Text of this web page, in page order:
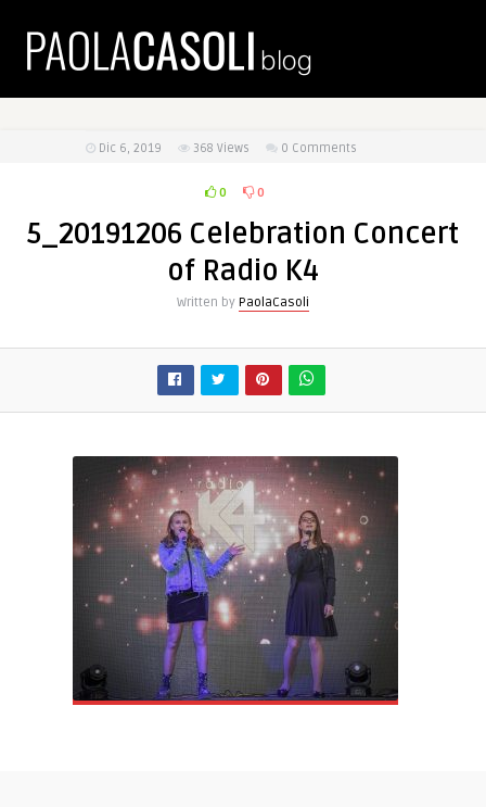
Dic 6, 2019 368 Views 0 Comments
0 0
5_20191206 Celebration Concert
of Radio K4
Written by PaolaCasoli